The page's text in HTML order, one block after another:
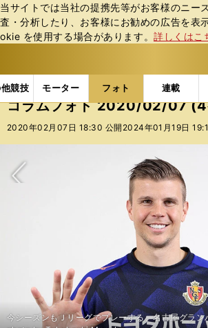
当サイトでは当社の提携先等がお客様のニー
査・分析したり、お客様にお勧めの広告を表
okie を使⽤する場合があります。詳しくはこ
競技 モーター フォト 連載
b
ス
ポ
ル
ー
バ
フォトギャラリー コラムフォト
コラムフォト 2020/02/07 (4
2020年02月07日 18:30 公開 2024年01月19日
今シーズンもＪリーグでプレーする、名古屋グラン